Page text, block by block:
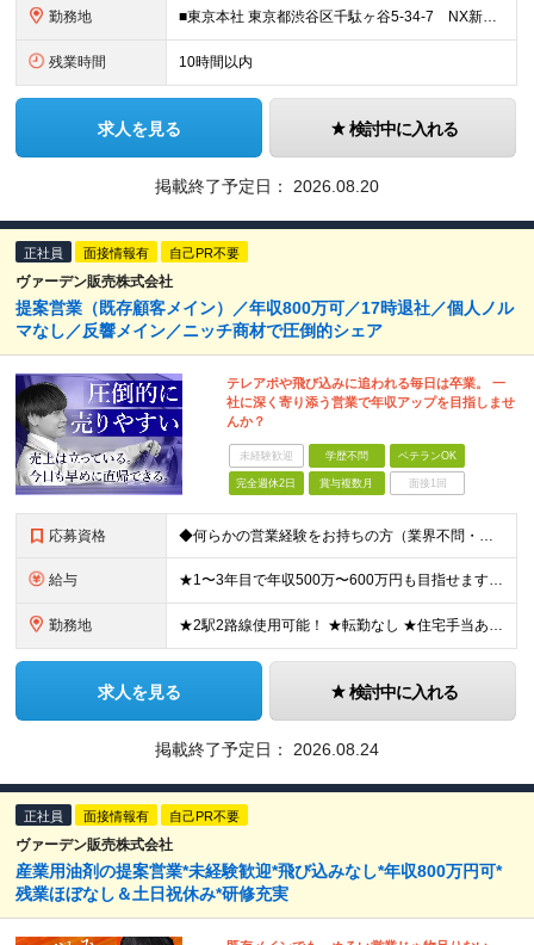
勤務地 ■東京本社 東京都渋谷区千駄ヶ谷5-34-7 NX新宿ビル 8階 ■西日本営業所 大阪府大阪市中央区今橋1-1-3 IMABASHI GATE PLACE 4階 ※(変更の範囲)上記を除く当社関連勤
残業時間 10時間以内
求人を見る 検討中に入れる
掲載終了予定日： 2026.08.20
正社員 面接情報有 自己PR不要
ヴァーデン販売株式会社
提案営業（既存顧客メイン）／年収800万可／17時退社／個人ノル
マなし／反響メイン／ニッチ商材で圧倒的シェア
テレアポや飛び込みに追われる毎日は卒業。 一
社に深く寄り添う営業で年収アップを目指しませ
んか？
未経験歓迎 学歴不問 ベテランOK
完全週休2日 賞与複数月 面接1回
応募資格 ◆何らかの営業経験をお持ちの方（業界不問・ブランクOK） ◆普通自動車免許（AT限定可） ※学歴不問 ★人間関係を築く営業がしたい方大歓迎！ ＼化学・工学分野など特別な知識は不要！／ 「売って終わ
給与 ★1〜3年目で年収500万〜600万円も目指せます！ ★個人ノルマはなくても、頑張りはしっかり還元！ ★ゆくゆくは年収800万円以上も目指せる ★年2回の賞与のほか、業績次第で期末賞与支給！ 月給3
勤務地 ★2駅2路線使用可能！ ★転勤なし ★住宅手当あり♪ 【本社】 東京都大田区大森北6丁目23番20号 コスモ大森1F ※変更の範囲：上記を除く当社関連勤務地
求人を見る 検討中に入れる
掲載終了予定日： 2026.08.24
正社員 面接情報有 自己PR不要
ヴァーデン販売株式会社
産業用油剤の提案営業*未経験歓迎*飛び込みなし*年収800万円可*
残業ほぼなし＆土日祝休み*研修充実